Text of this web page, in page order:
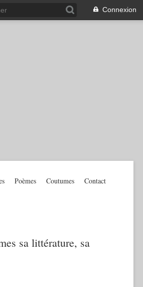
Connexion
sa littérature, sa
Poèmes Coutumes Contact